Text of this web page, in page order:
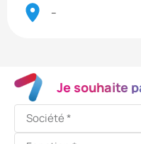
–
Je souhaite